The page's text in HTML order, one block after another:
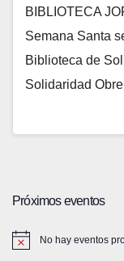
BIBLIOTECA
Semana Santa
Biblioteca de
Solidaridad
Próximos eventos
No hay eventos